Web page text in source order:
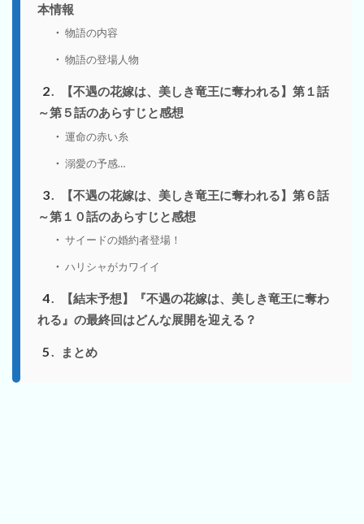
本情報
物語の内容
物語の登場人物
2
【不遇の花嫁は、美しき竜王に奪われる】第１話
～第５話のあらすじと感想
運命の赤い糸
溺愛の予感…
3
【不遇の花嫁は、美しき竜王に奪われる】第６話
～第１０話のあらすじと感想
サイードの婚約者登場！
ハリシャがカワイイ
4
【結末予想】『不遇の花嫁は、美しき竜王に奪わ
れる』の最終回はどんな展開を迎える？
5 まとめ